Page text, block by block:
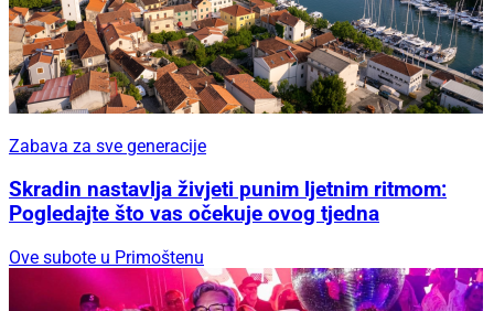
Zabava za sve generacije
Skradin nastavlja živjeti punim ljetnim ritmom:
Pogledajte što vas očekuje ovog tjedna
Ove subote u Primoštenu